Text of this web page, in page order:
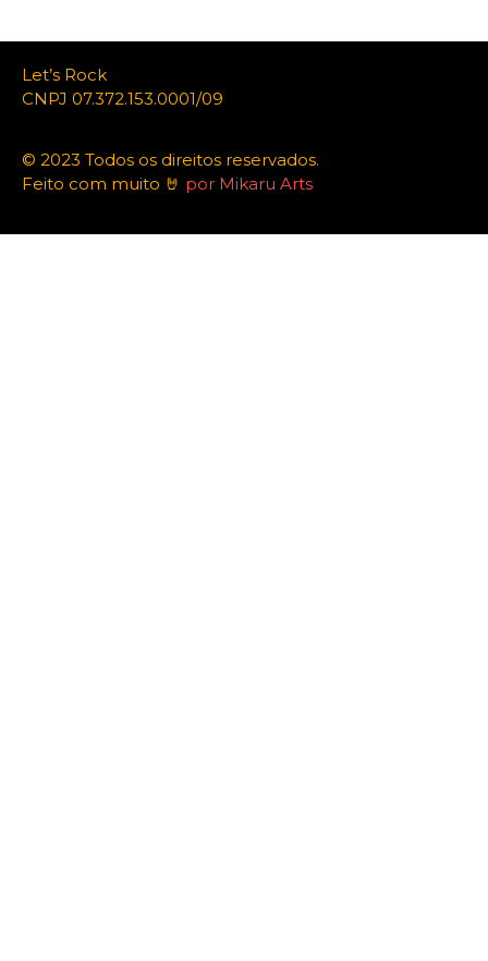
Let’s Rock
CNPJ 07.372.153.0001/09
© 2023 Todos os direitos reservados.
Feito com muito 🤘 por Mikaru Arts